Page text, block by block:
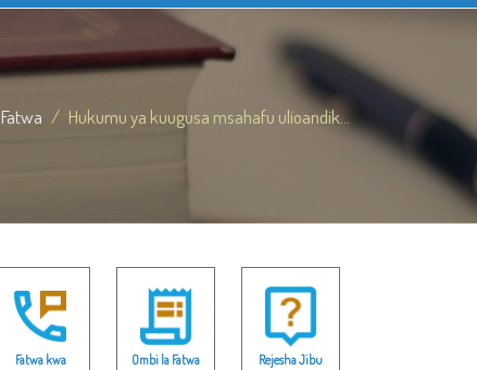
Fatwa Hukumu ya kuugusa msahafu ulioandik...
Fatwa kwa
Ombi la Fatwa Rejesha Jibu